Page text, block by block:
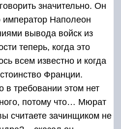
значительно. Он
император Наполеон
вывода войск из
теперь, когда это
всем известно и когда
Франции.
в требовании этом нет
потому что… Мюрат
считаете зачинщиком не